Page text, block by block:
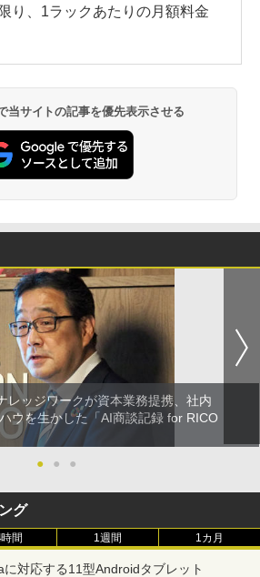
り、1ラックあたりの月額料金
当サイトの記事を優先表示させる
レッジワークが資本業務提携、社内
ウを生かした「AI商談記録 for RICO
●
● ●
グ
間 1週間 1カ月
対応する11型Androidタブレット